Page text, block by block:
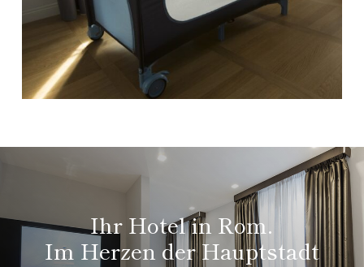
Ihr Hotel in Rom.
Im Herzen der Hauptstadt